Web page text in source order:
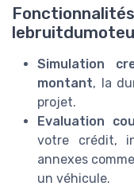
Simulation
montant, la
projet.
Evaluation
votre crédit,
annexes
un véhicule.